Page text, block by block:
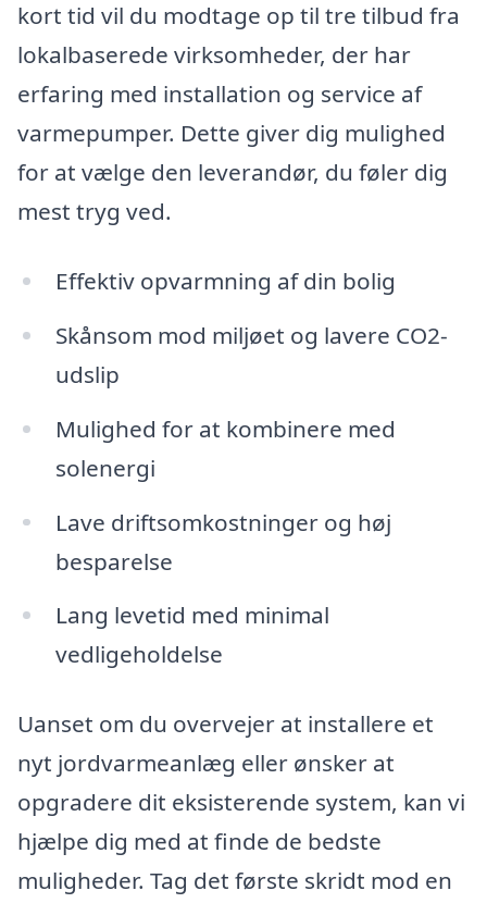
kort tid vil du modtage op til tre tilbud fra
lokalbaserede virksomheder, der har
erfaring med installation og service af
varmepumper. Dette giver dig mulighed
for at vælge den leverandør, du føler dig
mest tryg ved.
Effektiv opvarmning af din bolig
Skånsom mod miljøet og lavere CO2-
udslip
Mulighed for at kombinere med
solenergi
Lave driftsomkostninger og høj
besparelse
Lang levetid med minimal
vedligeholdelse
Uanset om du overvejer at installere et
nyt jordvarmeanlæg eller ønsker at
opgradere dit eksisterende system, kan vi
hjælpe dig med at finde de bedste
muligheder. Tag det første skridt mod en